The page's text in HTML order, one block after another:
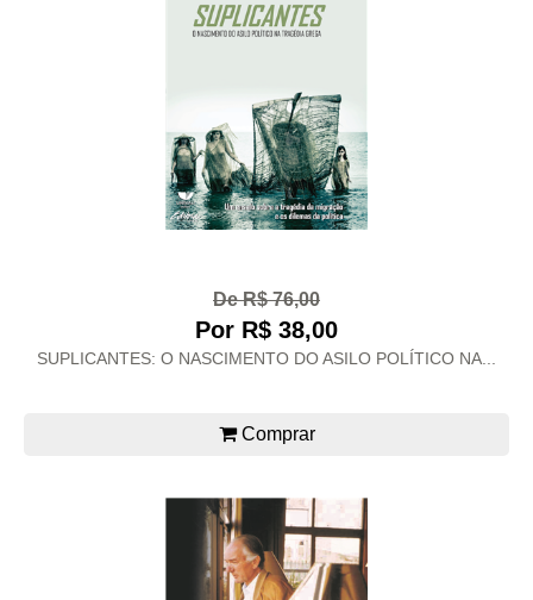
De R$ 76,00
Por R$ 38,00
SUPLICANTES: O NASCIMENTO DO ASILO POLÍTICO NA...
Comprar